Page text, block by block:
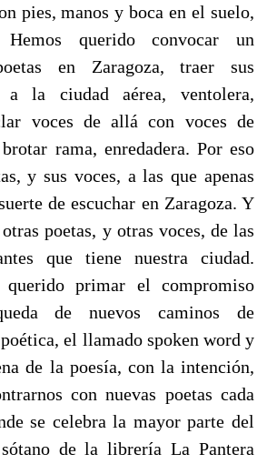
pies, manos y boca en el suelo,
querido convocar un
en Zaragoza, traer sus
a la ciudad aérea, ventolera,
voces de allá con voces de
rama, enredadera. Por eso
y sus voces, a las que apenas
de escuchar en Zaragoza. Y
poetas, y otras voces, de las
que tiene nuestra ciudad.
querido primar el compromiso
de nuevos caminos de
el llamado spoken word y
de la poesía, con la intención,
con nuevas poetas cada
se celebra la mayor parte del
de la librería La Pantera